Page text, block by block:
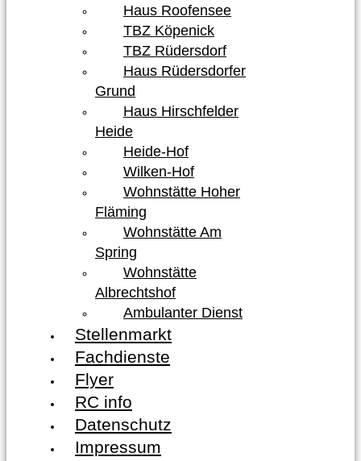
Haus Roofensee
TBZ Köpenick
TBZ Rüdersdorf
Haus Rüdersdorfer
Grund
Haus Hirschfelder
Heide
Heide-Hof
Wilken-Hof
Wohnstätte Hoher
Fläming
Wohnstätte Am
Spring
Wohnstätte
Albrechtshof
Ambulanter Dienst
Stellenmarkt
Fachdienste
Flyer
RC info
Datenschutz
Impressum